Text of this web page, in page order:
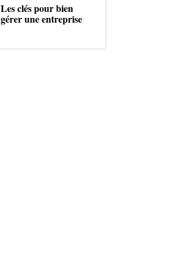
Les clés pour bien
gérer une entreprise